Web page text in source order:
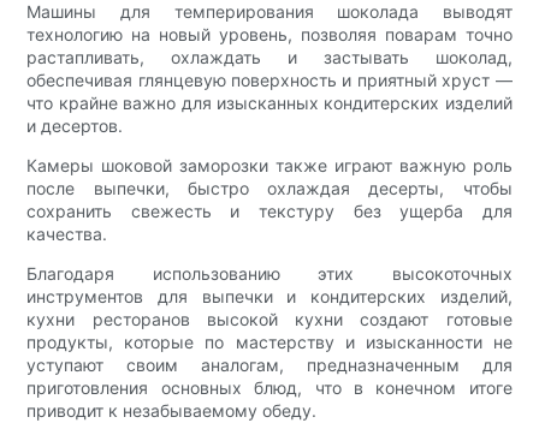
Машины для темперирования шоколада выводят
технологию на новый уровень, позволяя поварам точно
растапливать, охлаждать и застывать шоколад,
обеспечивая глянцевую поверхность и приятный хруст —
что крайне важно для изысканных кондитерских изделий
и десертов.
Камеры шоковой заморозки также играют важную роль
после выпечки, быстро охлаждая десерты, чтобы
сохранить свежесть и текстуру без ущерба для
качества.
Благодаря использованию этих высокоточных
инструментов для выпечки и кондитерских изделий,
кухни ресторанов высокой кухни создают готовые
продукты, которые по мастерству и изысканности не
уступают своим аналогам, предназначенным для
приготовления основных блюд, что в конечном итоге
приводит к незабываемому обеду.